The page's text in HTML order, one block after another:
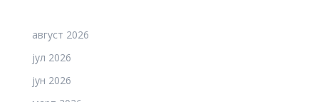
август 2026
јул 2026
јун 2026